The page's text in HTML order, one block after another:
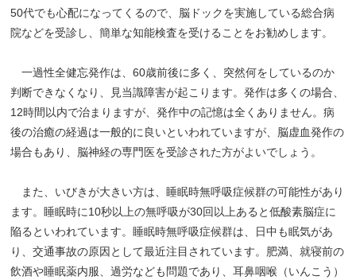
50代でも心配になってくるので、脳ドックを実施している総合病
院などを受診し、簡単な知能検査を受けることをお勧めします。
一過性全健忘発作は、60歳前後に多く、突然何をしているのか
判断できなくなり、見当識障害が起こります。発作は多くの場合、
12時間以内で治まりますが、発作中の記憶は全くありません。病
後の治癒の経過は一般的に良いといわれていますが、脳虚血発作の
場合もあり、脳神経の専門医を受診された方がよいでしょう。
また、いびきが大きい方は、睡眠時無呼吸症候群の可能性があり
ます。睡眠時に10秒以上の無呼吸が30回以上あると低酸素脳症に
陥るといわれています。睡眠時無呼吸症候群は、日中も眠気があ
り、交通事故の原因として最近注目されています。肥満、就寝前の
飲酒や睡眠薬内服、過労なども問題であり、耳鼻咽喉（いんこう）